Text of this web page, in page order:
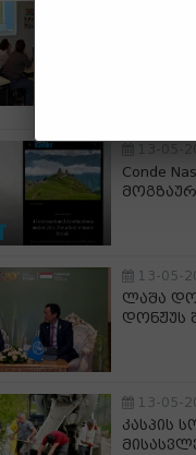
13-05-
Conde
13-05-
ლაშა
დონჟუს
13-05-
კასპის